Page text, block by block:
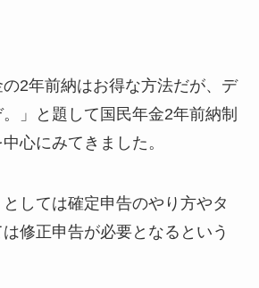
2年前納はお得な方法だが、デ
」と題して国民年金2年前納制
心にみてきました。
しては確定申告のやり方やタ
修正申告が必要となるという